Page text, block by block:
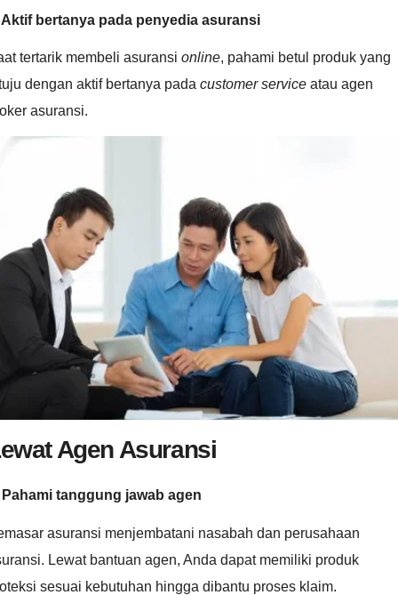
Aktif bertanya pada penyedia asuransi
tertarik membeli asuransi online, pahami betul produk yang
dengan aktif bertanya pada customer service atau agen
asuransi.
Agen Asuransi
Pahami tanggung jawab agen
asuransi menjembatani nasabah dan perusahaan
Lewat bantuan agen, Anda dapat memiliki produk
sesuai kebutuhan hingga dibantu proses klaim.